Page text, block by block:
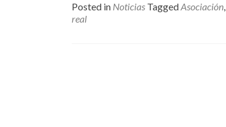
Posted in Noticias TaggedAsociación,
real